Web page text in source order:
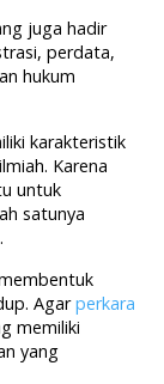
juga hadir
perdata,
hukum
karakteristik
Karena
untuk
satunya
Agarperkara
memiliki
yang